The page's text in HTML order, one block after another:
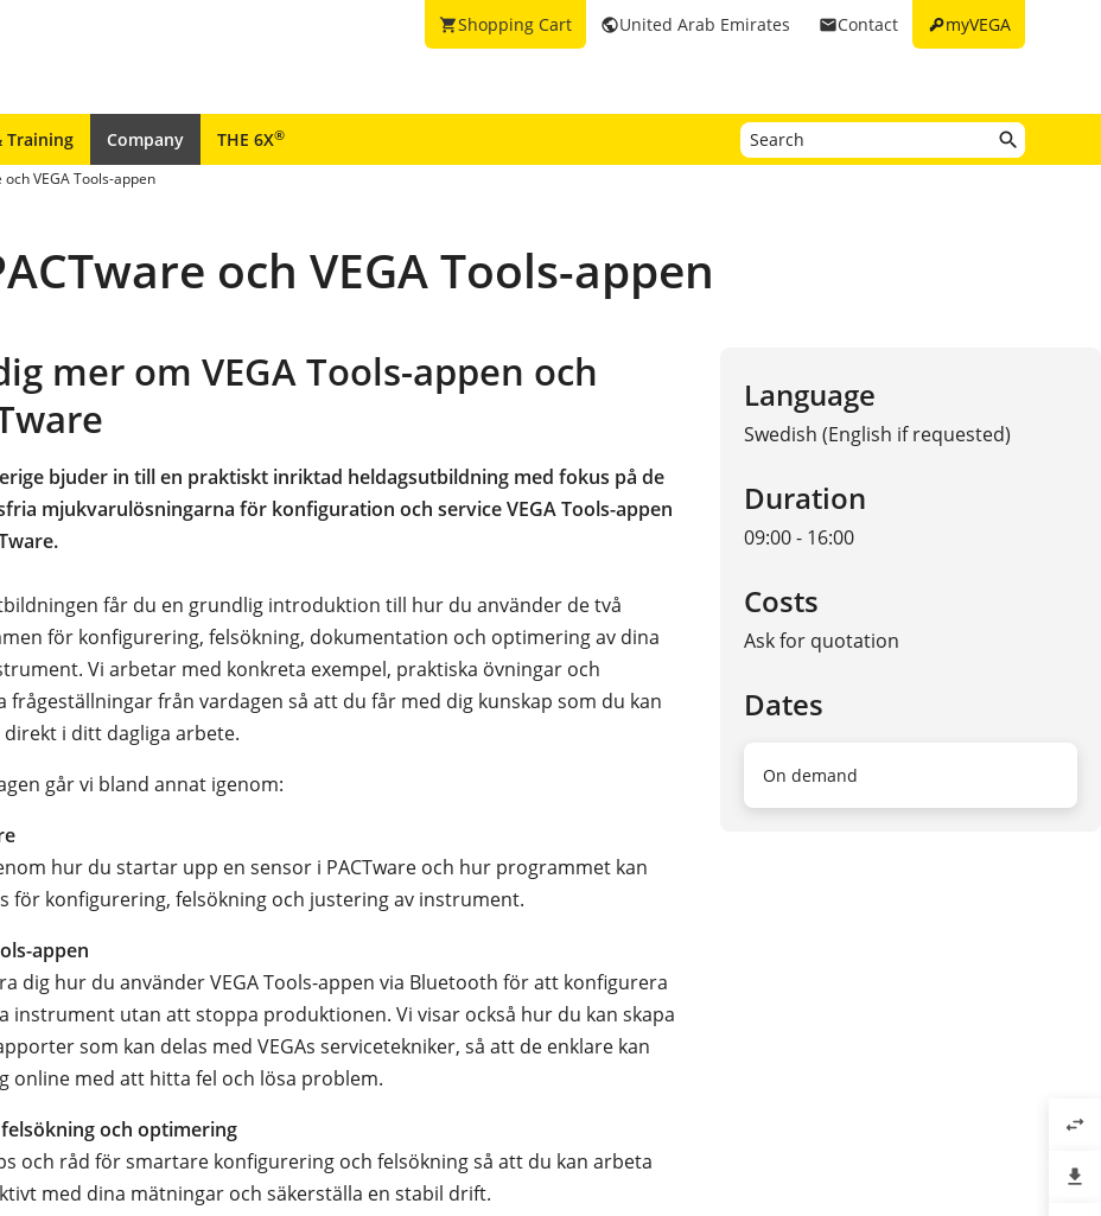
keymyVEGA
emailContact
publicUnited Arab Emirates
shopping_cartShopping Cart
Training Company THE 6X®
VEGA Tools-appen
och VEGA Tools-appen
mer om VEGA Tools-appen och
bjuder in till en praktiskt inriktad heldagsutbildning med fokus på de
mjukvarulösningarna för konfiguration och serviceVEGA Tools-appen
får du en grundlig introduktion till hur du använder de två
för konfigurering, felsökning, dokumentation och optimering av dina
Vi arbetar med konkreta exempel, praktiska övningar och
frågeställningar från vardagen så att du får med dig kunskap som du kan
direkt i ditt dagliga arbete.
går vi bland annat igenom:
hur du startar upp en sensor i PACTware och hur programmet kan
för konfigurering, felsökning och justering av instrument.
appen
dig hur du använder VEGA Tools-appen via Bluetooth för att konfigurera
instrument utan att stoppa produktionen. Vi visar också hur du kan skapa
som kan delas med VEGAs servicetekniker, så att de enklare kan
online med att hitta fel och lösa problem.
och optimering
och råd för smartare konfigurering och felsökning så att du kan arbeta
med dina mätningar och säkerställa en stabil drift.
Language
Swedish (English if requested)
Duration
09:00 - 16:00
Costs
Ask for quotation
Dates
On demand
swap_horiz
file_download